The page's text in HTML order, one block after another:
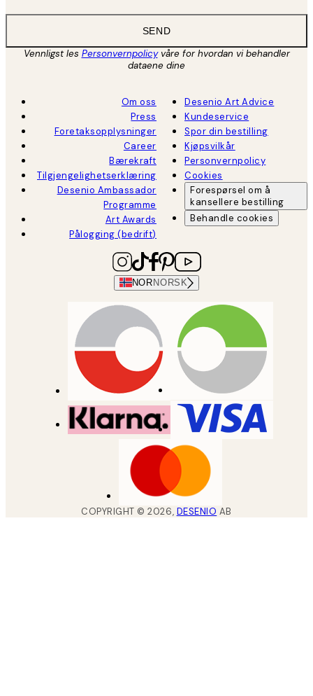
SEND
Vennligst les Personvernpolicyvåre for hvordan vi behandler
dataene dine
Om oss
Press
Foretaksopplysninger
Career
Bærekraft
Tilgjengelighetserklæring
Desenio Ambassador
Programme
Art Awards
Pålogging (bedrift)
Desenio Art Advice
Kundeservice
Spor din bestilling
Kjøpsvilkår
Personvernpolicy
Cookies
Forespørsel om å
kansellere bestilling
Behandle cookies
NOR NORSK
COPYRIGHT ©2026, DESENIO AB